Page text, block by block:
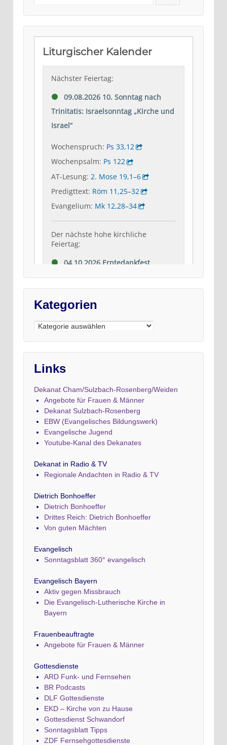
Kategorien
Kategorien
Links
Dekanat Cham/Sulzbach-Rosenberg/Weiden
Angebote für Frauen & Männer
Dekanat Sulzbach-Rosenberg
EBW (Evangelisches Bildungswerk)
Evangelische Jugend
Youtube-Kanal des Dekanates
Dekanat in Radio & TV
Regionale Andachten in Radio & TV
Dietrich Bonhoeffer
Dietrich Bonhoeffer
Drittes Reich: Dietrich Bonhoeffer
Von guten Mächten
Evangelisch
Sonntagsblatt 360° evangelisch
Evangelisch Bayern
Aktiv gegen Missbrauch
Die Evangelisch-Lutherische Kirche in
Bayern
Frauenbeauftragte
Angebote für Frauen & Männer
Gottesdienste
ARD Funk- und Fernsehen
BR Podcasts
DLF Gottesdienste
EKD – Kirche von zu Hause
Gottesdienst Schwandorf
Sonntagsblatt Tipps
ZDF Fernsehgottesdienste